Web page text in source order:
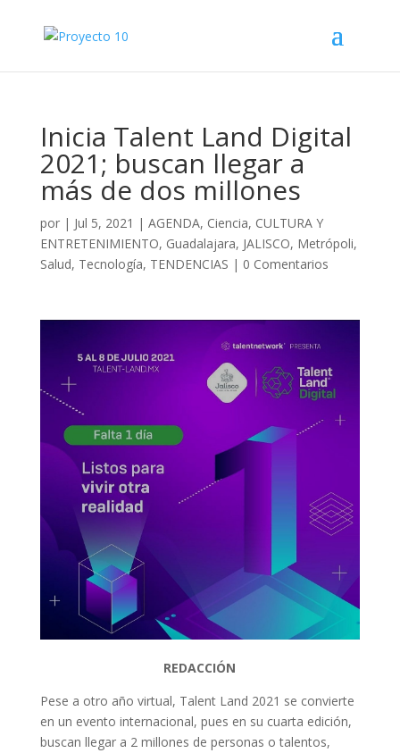
Inicia Talent Land Digital
2021; buscan llegar a
más de dos millones
por | Jul 5, 2021 | AGENDA, Ciencia, CULTURA Y
ENTRETENIMIENTO, Guadalajara, JALISCO, Metrópoli,
Salud, Tecnología, TENDENCIAS | 0 Comentarios
REDACCIÓN
Pese a otro año virtual, Talent Land 2021 se convierte
en un evento internacional, pues en su cuarta edición,
buscan llegar a 2 millones de personas o talentos,